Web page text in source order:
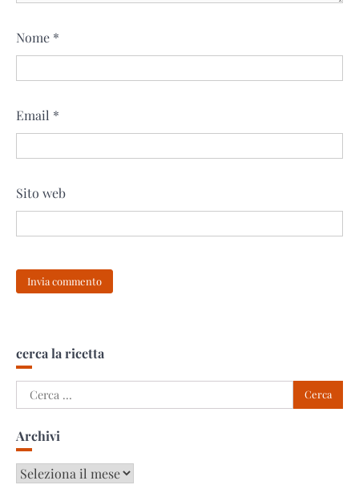
Nome *
Email *
Sito web
cerca la ricetta
Ricerca
per:
Archivi
Archivi